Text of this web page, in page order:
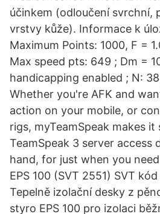
účinkem (odloučení svrchní,
vrstvy kůže). Informace k
Maximum Points: 1000, F =
Max speed pts: 649 ; Dm =
handicapping enabled ; N:
Whether you're AFK and
action on your mobile, or
rigs, myTeamSpeak makes
TeamSpeak 3 server access
hand, for just when you
EPS 100 (SVT 2551) SVT
Tepelně izolační desky z
styro EPS 100 pro izolaci